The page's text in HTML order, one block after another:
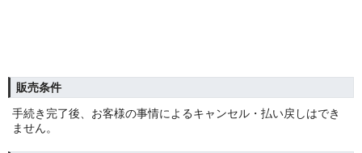
販売条件
手続き完了後、お客様の事情によるキャンセル・払い戻しはでき
ません。